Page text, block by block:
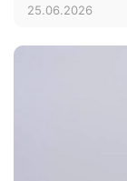
25.06.2026